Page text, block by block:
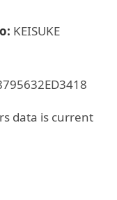
KEISUKE
data is current